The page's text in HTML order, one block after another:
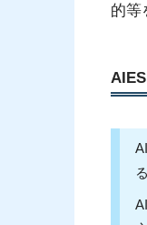
的等